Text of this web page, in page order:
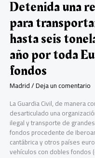
en
sus
domicilios
Detenida una
para
hasta seis
año por toda
fondos
Madrid/Deja un comentario
La Guardia Civil, de manera
desarticulado una
ilegal y transporte de
fondos procedente de
cantábrica y otros países
vehículos con dobles fondos